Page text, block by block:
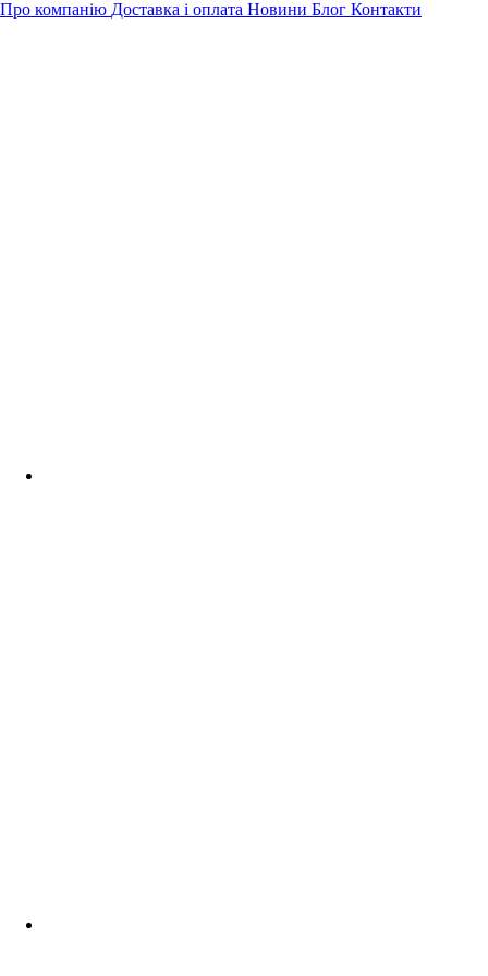
Про компанію Доставка і оплата Новини Блог Контакти